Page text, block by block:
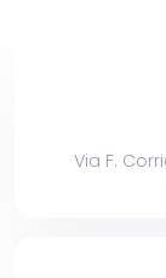
Via F.